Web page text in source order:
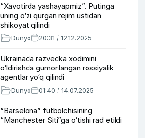
“Xavotirda yashayapmiz”. Putinga
uning o‘zi qurgan rejim ustidan
shikoyat qilindi
Dunyo 20:31 / 12.12.2025
Ukrainada razvedka xodimini
o‘ldirishda gumonlangan rossiyalik
agentlar yo‘q qilindi
Dunyo 01:40 / 14.07.2025
“Barselona” futbolchisining
“Manchester Siti”ga o‘tishi rad etildi